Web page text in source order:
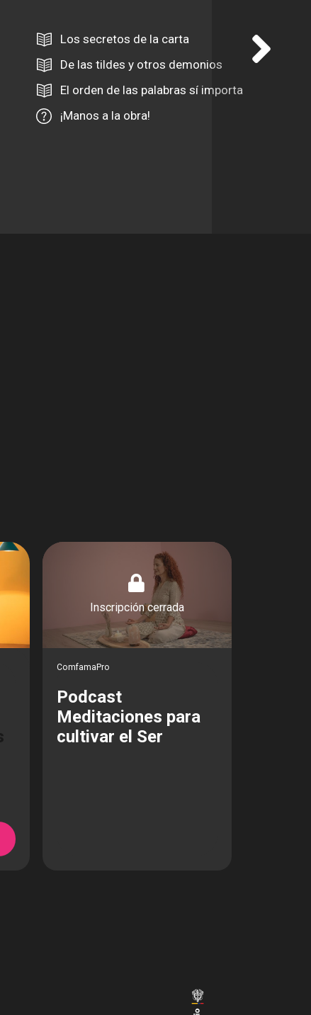
Los secretos de la carta
De las tildes y otros demonios
El orden de las palabras sí importa
¡Manos a la obra!
Inscripción cerrada
ComfamaPro
Podcast
Meditaciones para
cultivar el Ser